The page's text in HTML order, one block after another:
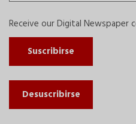
Receive our Digital Newspaper
Suscribirse
Desuscribirse